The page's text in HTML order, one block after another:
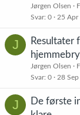
Jørgen Olsen
Svar 0 25 Apr
J
Resultater
Jørgen Olsen
Svar 0 28
J
De første